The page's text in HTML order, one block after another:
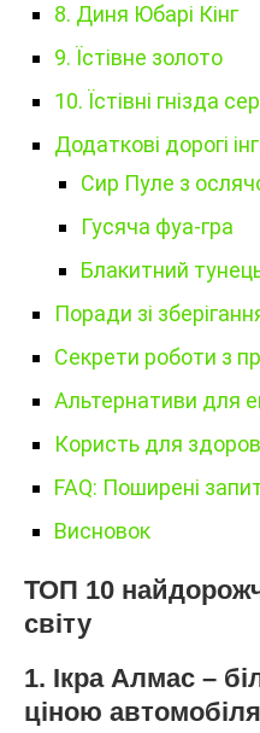
8. Диня Юбарі Кінг
9. Їстівне золото
10. Їстівні гнізда
Додаткові дорогі
Сир Пуле з
Гусяча фуа-гра
Блакитний
Поради зі
Секрети роботи з
Альтернативи для
Користь для
FAQ: Поширені
Висновок
ТОП 10
світу
1. Ікра Алмас –
ціною автомобіля